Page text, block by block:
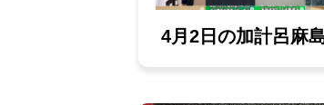
4月2日の加計呂麻